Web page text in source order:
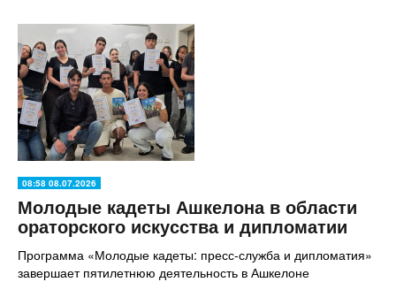
08:58 08.07.2026
Молодые кадеты Ашкелона в области
ораторского искусства и дипломатии
Программа «Молодые кадеты: пресс-служба и дипломатия»
завершает пятилетнюю деятельность в Ашкелоне